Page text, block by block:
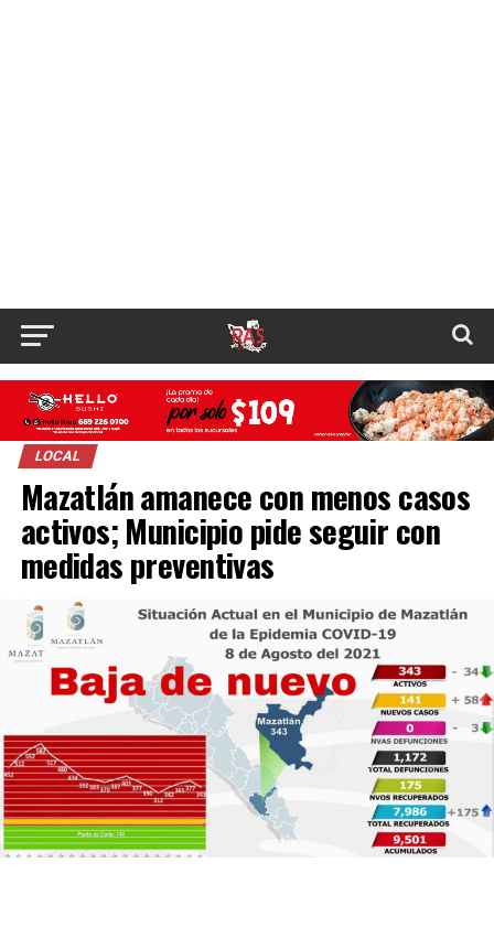
LOCAL
Mazatlán amanece con menos casos
activos; Municipio pide seguir con
medidas preventivas